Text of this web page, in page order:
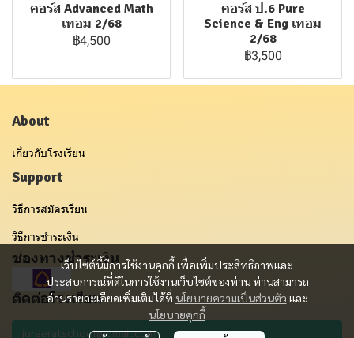
คอร์ส Advanced Math
เทอม 2/68
฿4,500
คอร์ส ป.6 Pure
Science & Eng เทอม
2/68
฿3,500
เว็บไซต์นี้มีการใช้งานคุกกี้ เพื่อเพิ่มประสิทธิภาพและ
ประสบการณ์ที่ดีในการใช้งานเว็บไซต์ของท่าน ท่านสามารถ
อ่านรายละเอียดเพิ่มเติมได้ที่ นโยบายความเป็นส่วนตัว และ
นโยบายคุกกี้
About
เกี่ยวกับโรงเรียน
Support
วิธีการสมัครเรียน
วิธีการชำระเงิน
ช่องทางชำระเงิน
ติดต่อโรงเรียน